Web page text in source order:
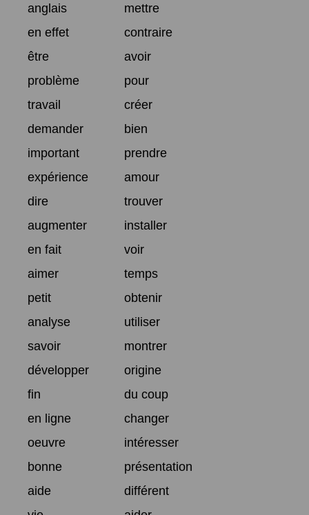
anglais
mettre
en effet
contraire
être
avoir
problème
pour
travail
créer
demander
bien
important
prendre
expérience
amour
dire
trouver
augmenter
installer
en fait
voir
aimer
temps
petit
obtenir
analyse
utiliser
savoir
montrer
développer
origine
fin
du coup
en ligne
changer
oeuvre
intéresser
bonne
présentation
aide
différent